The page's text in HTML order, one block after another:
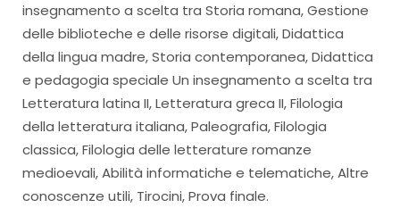
insegnamento a scelta tra Storia romana, Gestione
delle biblioteche e delle risorse digitali, Didattica
della lingua madre, Storia contemporanea, Didattica
e pedagogia speciale Un insegnamento a scelta tra
Letteratura latina II, Letteratura greca II, Filologia
della letteratura italiana, Paleografia, Filologia
classica, Filologia delle letterature romanze
medioevali, Abilità informatiche e telematiche, Altre
conoscenze utili, Tirocini, Prova finale.